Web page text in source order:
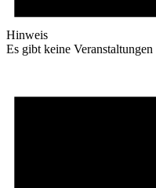
Hinweis
Es gibt keine Veranstaltungen